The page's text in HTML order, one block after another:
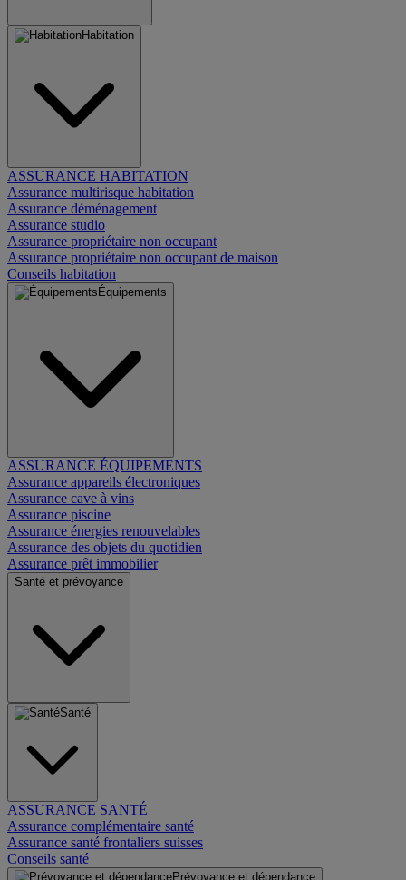
Habitation
ASSURANCE HABITATION
Assurance multirisque habitation
Assurance déménagement
Assurance studio
Assurance propriétaire non occupant
Assurance propriétaire non occupant de maison
Conseils habitation
Équipements
ASSURANCE ÉQUIPEMENTS
Assurance appareils électroniques
Assurance cave à vins
Assurance piscine
Assurance énergies renouvelables
Assurance des objets du quotidien
Assurance prêt immobilier
Santé et prévoyance
Santé
ASSURANCE SANTÉ
Assurance complémentaire santé
Assurance santé frontaliers suisses
Conseils santé
Prévoyance et dépendance